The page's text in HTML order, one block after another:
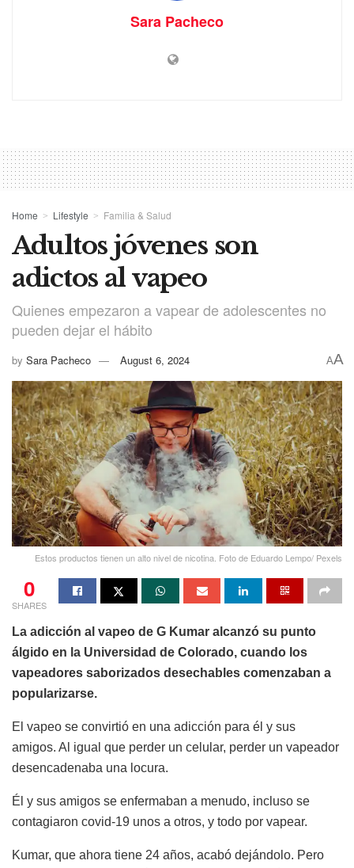
Sara Pacheco
Home Lifestyle Familia & Salud
Adultos jóvenes son
adictos al vapeo
Quienes empezaron a vapear de adolescentes no
pueden dejar el hábito
by Sara Pacheco August 6, 2024 AA
Estos productos tienen un alto nivel de nicotina. Foto de Eduardo Lempo/ Pexels
0
SHARES
La adicción al vapeo de G Kumar alcanzó su punto
álgido en la Universidad de Colorado, cuando los
vapeadores saborizados desechables comenzaban a
popularizarse.
El vapeo se convirtió en una adicción para él y sus
amigos. Al igual que perder un celular, perder un vapeador
desencadenaba una locura.
Él y sus amigos se enfermaban a menudo, incluso se
contagiaron covid-19 unos a otros, y todo por vapear.
Kumar, que ahora tiene 24 años, acabó dejándolo. Pero